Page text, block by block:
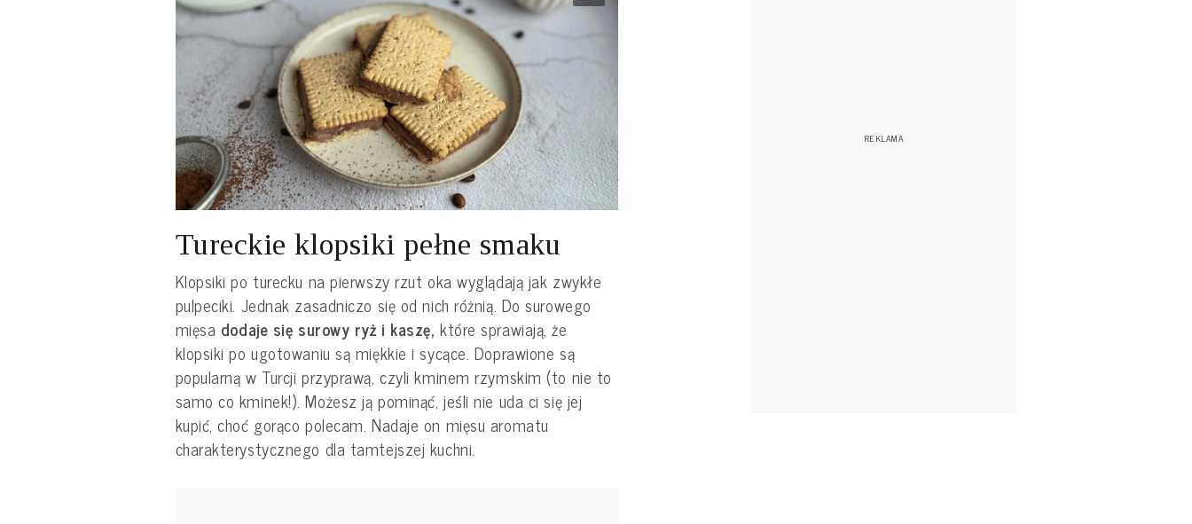
Tureckie klopsiki pełne smaku
Klopsiki po turecku na pierwszy rzut oka wyglądają jak zwykłe
pulpeciki. Jednak zasadniczo się od nich różnią. Do surowego
mięsa dodaje się surowy ryż i kaszę, które sprawiają, że
klopsiki po ugotowaniu są miękkie i sycące. Doprawione są
popularną w Turcji przyprawą, czyli kminem rzymskim (to nie to
samo co kminek!). Możesz ją pominąć, jeśli nie uda ci się jej
kupić, choć gorąco polecam. Nadaje on mięsu aromatu
charakterystycznego dla tamtejszej kuchni.